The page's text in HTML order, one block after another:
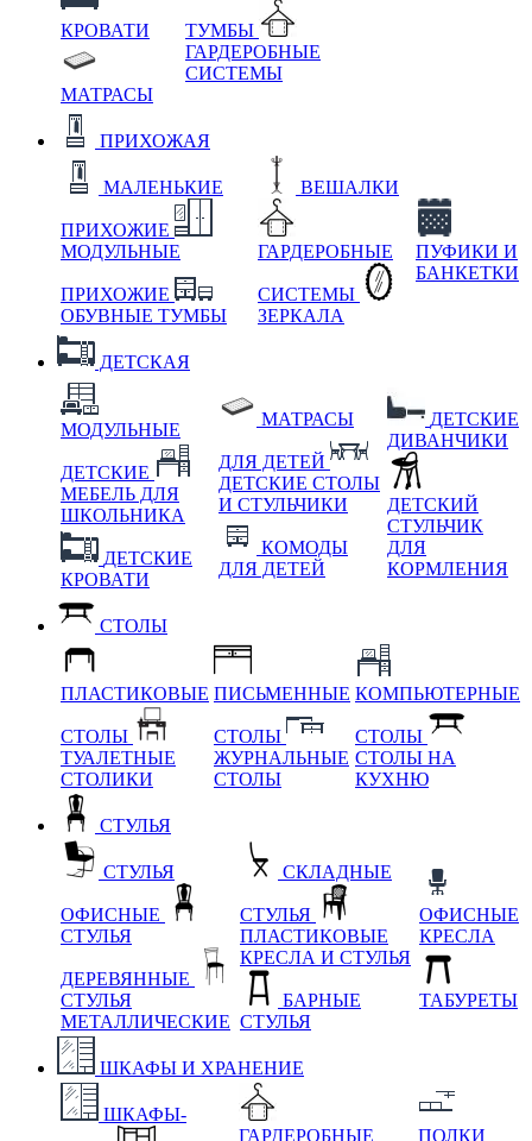
КРОВАТИ
МАТРАСЫ
ТУМБЫ
ГАРДЕРОБНЫЕ
СИСТЕМЫ
ПРИХОЖАЯ
МАЛЕНЬКИЕ
ПРИХОЖИЕ
МОДУЛЬНЫЕ
ПРИХОЖИЕ
ОБУВНЫЕ ТУМБЫ
ВЕШАЛКИ
ГАРДЕРОБНЫЕ
СИСТЕМЫ
ЗЕРКАЛА
ПУФИКИ И
БАНКЕТКИ
ДЕТСКАЯ
МОДУЛЬНЫЕ
ДЕТСКИЕ
МЕБЕЛЬ ДЛЯ
ШКОЛЬНИКА
ДЕТСКИЕ
КРОВАТИ
МАТРАСЫ
ДЛЯ ДЕТЕЙ
ДЕТСКИЕ СТОЛЫ
И СТУЛЬЧИКИ
КОМОДЫ
ДЛЯ ДЕТЕЙ
ДЕТСКИЕ
ДИВАНЧИКИ
ДЕТСКИЙ
СТУЛЬЧИК
ДЛЯ
КОРМЛЕНИЯ
СТОЛЫ
ПЛАСТИКОВЫЕ
СТОЛЫ
ТУАЛЕТНЫЕ
СТОЛИКИ
ПИСЬМЕННЫЕ
СТОЛЫ
ЖУРНАЛЬНЫЕ
СТОЛЫ
КОМПЬЮТЕРНЫЕ
СТОЛЫ
СТОЛЫ НА
КУХНЮ
СТУЛЬЯ
СТУЛЬЯ
ОФИСНЫЕ
СТУЛЬЯ
ДЕРЕВЯННЫЕ
СТУЛЬЯ
МЕТАЛЛИЧЕСКИЕ
СКЛАДНЫЕ
СТУЛЬЯ
ПЛАСТИКОВЫЕ
КРЕСЛА И СТУЛЬЯ
БАРНЫЕ
СТУЛЬЯ
ОФИСНЫЕ
КРЕСЛА
ТАБУРЕТЫ
ШКАФЫ И ХРАНЕНИЕ
ШКАФЫ-
ГАРДЕРОБНЫЕ
ПОЛКИ